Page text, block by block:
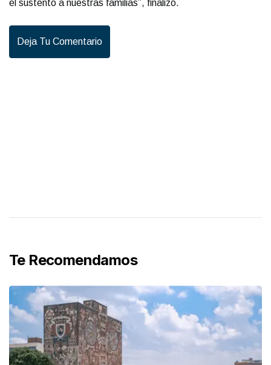
el sustento a nuestras familias”, finalizó.
Deja Tu Comentario
Te Recomendamos